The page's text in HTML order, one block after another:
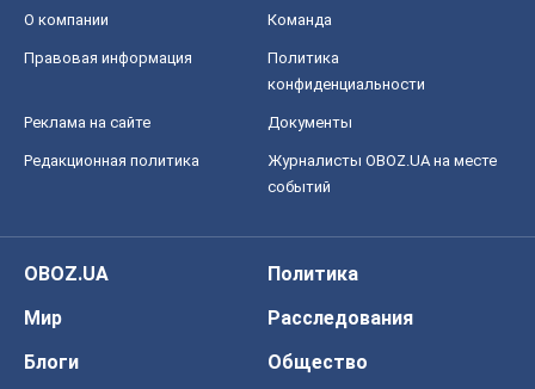
О компании Команда
Правовая информация
Политика
конфиденциальности
Реклама на сайте Документы
Редакционная политика
Журналисты OBOZ.UA на месте
событий
OBOZ.UA
Политика
Мир
Расследования
Блоги
Общество